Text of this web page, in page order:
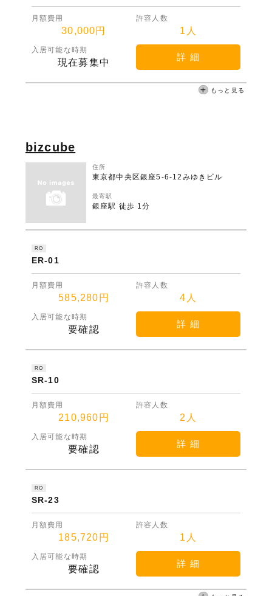
月額費用
30,000円
許容人数
1人
入居可能な時期
現在募集中
詳 細
もっと見る
bizcube
住所
東京都中央区銀座5-6-12みゆきビル
最寄駅
銀座駅 徒歩 1分
RO
ER-01
月額費用
585,280円
許容人数
4人
入居可能な時期
要確認
詳 細
RO
SR-10
月額費用
210,960円
許容人数
2人
入居可能な時期
要確認
詳 細
RO
SR-23
月額費用
185,720円
許容人数
1人
入居可能な時期
要確認
詳 細